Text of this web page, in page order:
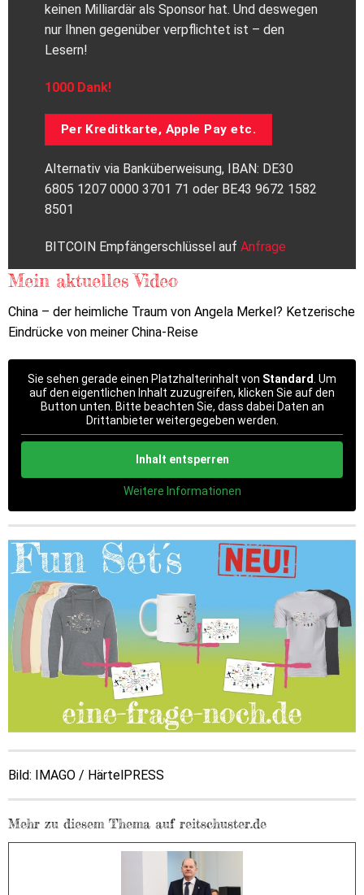
keinen Milliardär als Sponsor hat. Und deswegen
nur Ihnen gegenüber verpflichtet ist – den
Lesern!
1000 Dank!
Per Kreditkarte, Apple Pay etc.
Alternativ via Banküberweisung, IBAN: DE30
6805 1207 0000 3701 71 oder BE43 9672 1582
8501
BITCOIN Empfängerschlüssel auf Anfrage
Mein aktuelles Video
China – der heimliche Traum von Angela Merkel? Ketzerische
Eindrücke von meiner China-Reise
Sie sehen gerade einen Platzhalterinhalt von Standard . Um
auf den eigentlichen Inhalt zuzugreifen, klicken Sie auf den
Button unten. Bitte beachten Sie, dass dabei Daten an
Drittanbieter weitergegeben werden.
Inhalt entsperren
Weitere Informationen
Bild: IMAGO / HärtelPRESS
Mehr zu diesem Thema auf reitschuster.de